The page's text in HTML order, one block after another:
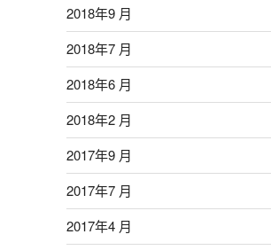
2018年9 月
2018年7 月
2018年6 月
2018年2 月
2017年9 月
2017年7 月
2017年4 月